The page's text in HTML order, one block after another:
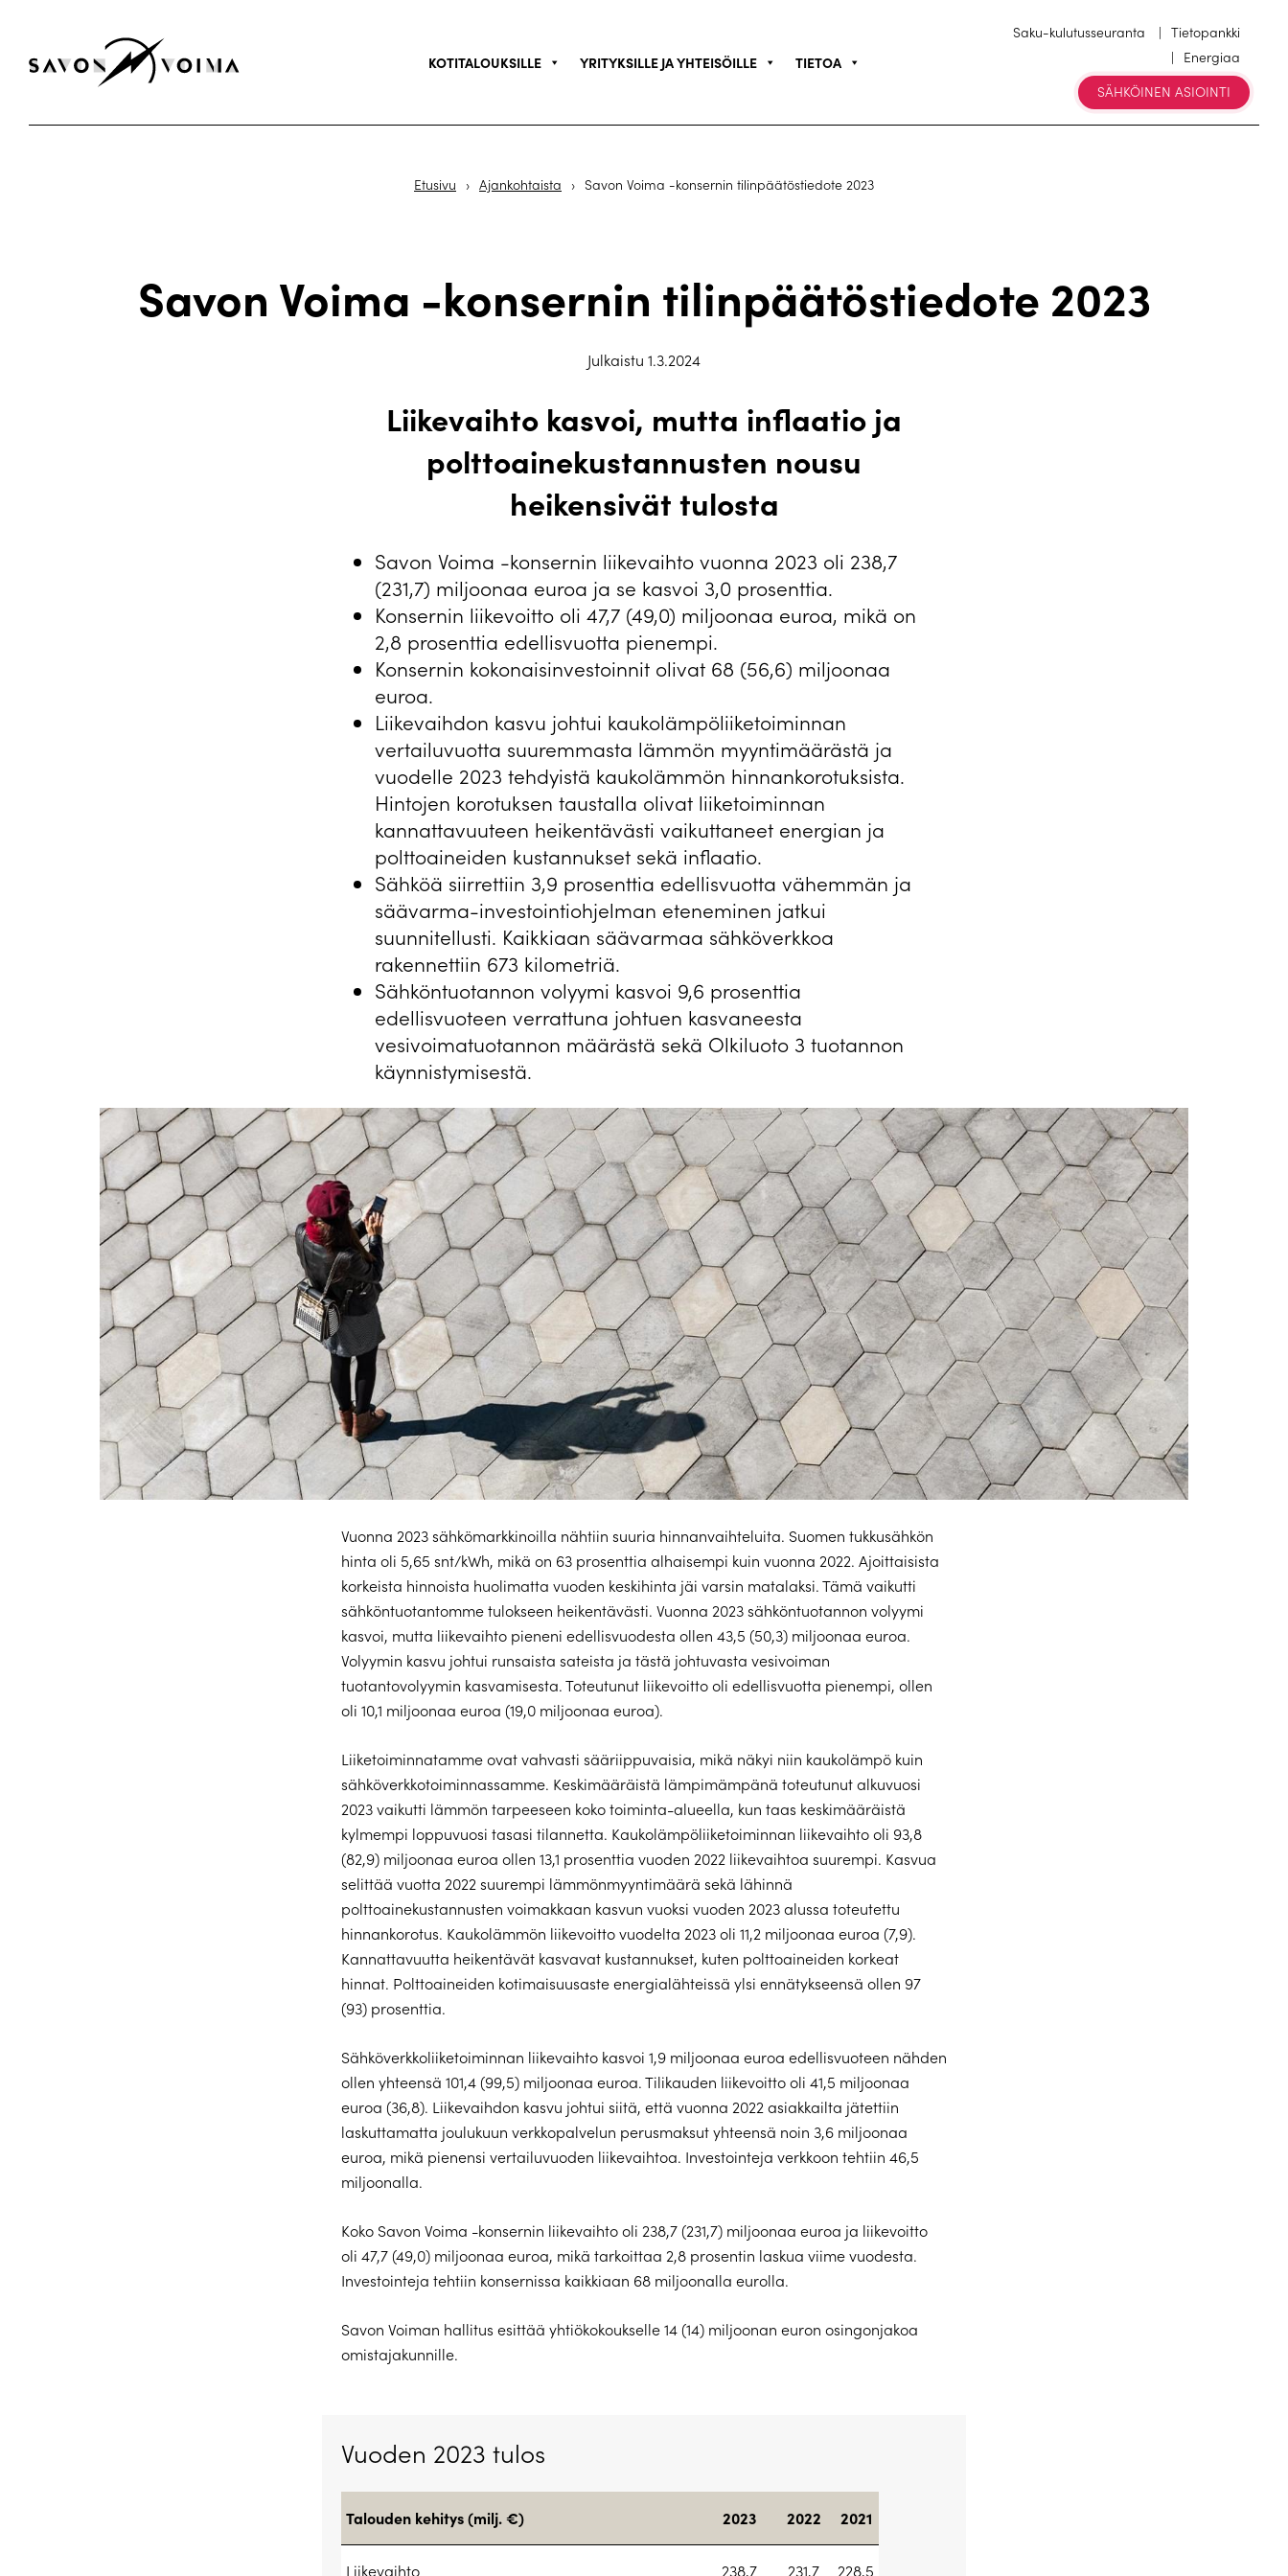
KOTITALOUKSILLE YRITYKSILLE JA YHTEISÖILLE TIETOA
Saku-kulutusseuranta
Tietopankki
Energiaa
SÄHKÖINEN ASIOINTI
Etusivu › Ajankohtaista › Savon Voima -konsernin tilinpäätöstiedote 2023
Savon Voima -konsernin tilinpäätöstiedote 2023
Julkaistu 1.3.2024
Liikevaihto kasvoi, mutta inflaatio ja
polttoainekustannusten nousu
heikensivät tulosta
Savon Voima -konsernin liikevaihto vuonna 2023 oli 238,7
(231,7) miljoonaa euroa ja se kasvoi 3,0 prosenttia.
Konsernin liikevoitto oli 47,7 (49,0) miljoonaa euroa, mikä on
2,8 prosenttia edellisvuotta pienempi.
Konsernin kokonaisinvestoinnit olivat 68 (56,6) miljoonaa
euroa.
Liikevaihdon kasvu johtui kaukolämpöliiketoiminnan
vertailuvuotta suuremmasta lämmön myyntimäärästä ja
vuodelle 2023 tehdyistä kaukolämmön hinnankorotuksista.
Hintojen korotuksen taustalla olivat liiketoiminnan
kannattavuuteen heikentävästi vaikuttaneet energian ja
polttoaineiden kustannukset sekä inflaatio.
Sähköä siirrettiin 3,9 prosenttia edellisvuotta vähemmän ja
säävarma-investointiohjelman eteneminen jatkui
suunnitellusti. Kaikkiaan säävarmaa sähköverkkoa
rakennettiin 673 kilometriä.
Sähköntuotannon volyymi kasvoi 9,6 prosenttia
edellisvuoteen verrattuna johtuen kasvaneesta
vesivoimatuotannon määrästä sekä Olkiluoto 3 tuotannon
käynnistymisestä.
Vuonna 2023 sähkömarkkinoilla nähtiin suuria hinnanvaihteluita. Suomen tukkusähkön
hinta oli 5,65 snt/kWh, mikä on 63 prosenttia alhaisempi kuin vuonna 2022. Ajoittaisista
korkeista hinnoista huolimatta vuoden keskihinta jäi varsin matalaksi. Tämä vaikutti
sähköntuotantomme tulokseen heikentävästi. Vuonna 2023 sähköntuotannon volyymi
kasvoi, mutta liikevaihto pieneni edellisvuodesta ollen 43,5 (50,3) miljoonaa euroa.
Volyymin kasvu johtui runsaista sateista ja tästä johtuvasta vesivoiman
tuotantovolyymin kasvamisesta. Toteutunut liikevoitto oli edellisvuotta pienempi, ollen
oli 10,1 miljoonaa euroa (19,0 miljoonaa euroa).
Liiketoiminnatamme ovat vahvasti sääriippuvaisia, mikä näkyi niin kaukolämpö kuin
sähköverkkotoiminnassamme. Keskimääräistä lämpimämpänä toteutunut alkuvuosi
2023 vaikutti lämmön tarpeeseen koko toiminta-alueella, kun taas keskimääräistä
kylmempi loppuvuosi tasasi tilannetta. Kaukolämpöliiketoiminnan liikevaihto oli 93,8
(82,9) miljoonaa euroa ollen 13,1 prosenttia vuoden 2022 liikevaihtoa suurempi. Kasvua
selittää vuotta 2022 suurempi lämmönmyyntimäärä sekä lähinnä
polttoainekustannusten voimakkaan kasvun vuoksi vuoden 2023 alussa toteutettu
hinnankorotus. Kaukolämmön liikevoitto vuodelta 2023 oli 11,2 miljoonaa euroa (7,9).
Kannattavuutta heikentävät kasvavat kustannukset, kuten polttoaineiden korkeat
hinnat. Polttoaineiden kotimaisuusaste energialähteissä ylsi ennätykseensä ollen 97
(93) prosenttia.
Sähköverkkoliiketoiminnan liikevaihto kasvoi 1,9 miljoonaa euroa edellisvuoteen nähden
ollen yhteensä 101,4 (99,5) miljoonaa euroa. Tilikauden liikevoitto oli 41,5 miljoonaa
euroa (36,8). Liikevaihdon kasvu johtui siitä, että vuonna 2022 asiakkailta jätettiin
laskuttamatta joulukuun verkkopalvelun perusmaksut yhteensä noin 3,6 miljoonaa
euroa, mikä pienensi vertailuvuoden liikevaihtoa. Investointeja verkkoon tehtiin 46,5
miljoonalla.
Koko Savon Voima -konsernin liikevaihto oli 238,7 (231,7) miljoonaa euroa ja liikevoitto
oli 47,7 (49,0) miljoonaa euroa, mikä tarkoittaa 2,8 prosentin laskua viime vuodesta.
Investointeja tehtiin konsernissa kaikkiaan 68 miljoonalla eurolla.
Savon Voiman hallitus esittää yhtiökokoukselle 14 (14) miljoonan euron osingonjakoa
omistajakunnille.
Vuoden 2023 tulos
Talouden kehitys (milj. €) 2023 2022 2021
Liikevaihto 238,7 231,7 228,5